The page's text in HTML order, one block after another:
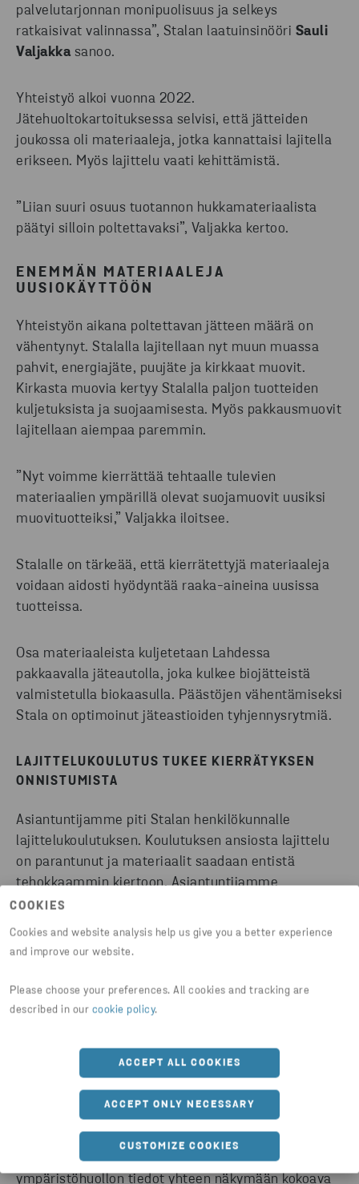
COOKIES
Cookies and website analysis help us give you a better experience
and improve our website.
Please choose your preferences. All cookies and tracking are
described in our cookie policy.
ACCEPT ALL COOKIES
ACCEPT ONLY NECESSARY
CUSTOMIZE COOKIES
palvelutarjonnan monipuolisuus ja selkeys
ratkaisivat valinnassa”, Stalan laatuinsinööri Sauli
Valjakka sanoo.
Yhteistyö alkoi vuonna 2022.
Jätehuoltokartoituksessa selvisi, että jätteiden
joukossa oli materiaaleja, jotka kannattaisi lajitella
erikseen. Myös lajittelu vaati kehittämistä.
”Liian suuri osuus tuotannon hukkamateriaalista
päätyi silloin poltettavaksi”, Valjakka kertoo.
ENEMMÄN MATERIAALEJA
UUSIOKÄYTTÖÖN
Yhteistyön aikana poltettavan jätteen määrä on
vähentynyt. Stalalla lajitellaan nyt muun muassa
pahvit, energiajäte, puujäte ja kirkkaat muovit.
Kirkasta muovia kertyy Stalalla paljon tuotteiden
kuljetuksista ja suojaamisesta. Myös pakkausmuovit
lajitellaan aiempaa paremmin.
”Nyt voimme kierrättää tehtaalle tulevien
materiaalien ympärillä olevat suojamuovit uusiksi
muovituotteiksi,” Valjakka iloitsee.
Stalalle on tärkeää, että kierrätettyjä materiaaleja
voidaan aidosti hyödyntää raaka-aineina uusissa
tuotteissa.
Osa materiaaleista kuljetetaan Lahdessa
pakkaavalla jäteautolla, joka kulkee biojätteistä
valmistetulla biokaasulla. Päästöjen vähentämiseksi
Stala on optimoinut jäteastioiden tyhjennysrytmiä.
LAJITTELUKOULUTUS TUKEE KIERRÄTYKSEN
ONNISTUMISTA
Asiantuntijamme piti Stalan henkilökunnalle
lajittelukoulutuksen. Koulutuksen ansiosta lajittelu
on parantunut ja materiaalit saadaan entistä
tehokkaammin kiertoon. Asiantuntijamme
suosituksesta Stalalle löytyi myös sopiva
muovipuristin.
asiantuntija näytti, miten erilaiset jätejakeet tulee
lajitella. Saimme konkreettisia esimerkkejä lajittelun
YMPÄRISTÖVAIKUTUSTEN RAPORTOINTI
Yrityksen toiminnan ympäristövaikutusten
raportointia Stalalla on helpottanut
ympäristöhuollon tiedot yhteen näkymään kokoava